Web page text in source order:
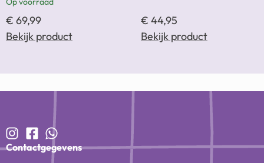
€ 69,99
Bekijk product
€ 44,95
Bekijk product
Contactgegevens